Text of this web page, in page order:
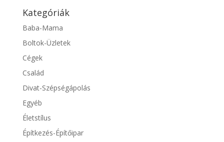
Kategóriák
Baba-Mama
Boltok-Üzletek
Cégek
Család
Divat-Szépségápolás
Egyéb
Életstílus
Építkezés-Építőipar